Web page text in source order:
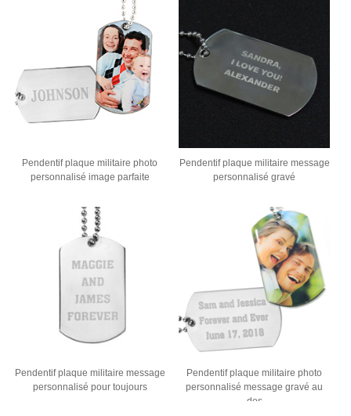
Pendentif plaque militaire photo
personnalisé image parfaite
Pendentif plaque militaire message
personnalisé gravé
Pendentif plaque militaire message
personnalisé pour toujours
Pendentif plaque militaire photo
personnalisé message gravé au
dos